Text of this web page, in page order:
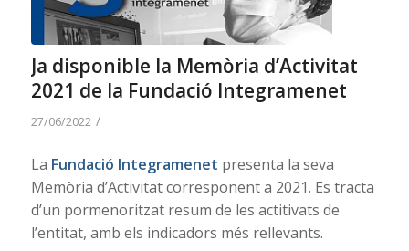
Ja disponible la Memòria d’Activitat
2021 de la Fundació Integramenet
27/06/2022 /
La Fundació Integramenet presenta la seva
Memòria d’Activitat corresponent a 2021. Es tracta
d’un pormenoritzat resum de les actitivats de
l’entitat, amb els indicadors més rellevants.